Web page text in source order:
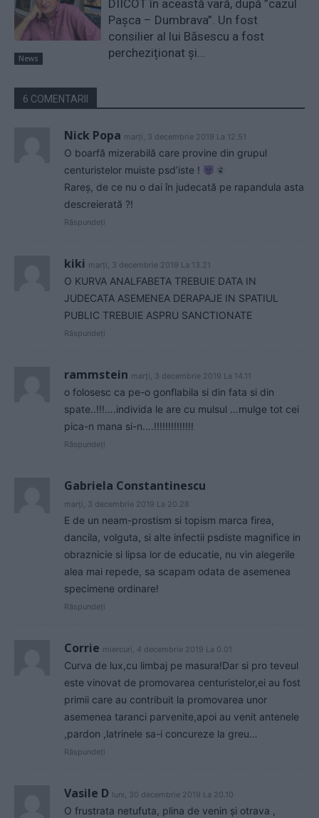
News
DIICOT în această vară, după ”cazul
Pașca – Dumbrava”. Un fost
consilier al lui Băsescu a fost
percheziționat și...
6 COMENTARII
Nick Popa marți, 3 decembrie 2019 La 12.51
O boarfă mizerabilă care provine din grupul
centuristelor muiste psd’iste !
Rareș, de ce nu o dai în judecată pe rapandula asta
descreierată ?!
Răspundeți
kiki marți, 3 decembrie 2019 La 13.21
O KURVA ANALFABETA TREBUIE DATA IN
JUDECATA ASEMENEA DERAPAJE IN SPATIUL
PUBLIC TREBUIE ASPRU SANCTIONATE
Răspundeți
rammstein marți, 3 decembrie 2019 La 14.11
o folosesc ca pe-o gonflabila si din fata si din
spate..!!!….individa le are cu mulsul …mulge tot cei
pica-n mana si-n….!!!!!!!!!!!!!!
Răspundeți
Gabriela Constantinescu
marți, 3 decembrie 2019 La 20.28
E de un neam-prostism si topism marca firea,
dancila, volguta, si alte infectii psdiste magnifice in
obraznicie si lipsa lor de educatie, nu vin alegerile
alea mai repede, sa scapam odata de asemenea
specimene ordinare!
Răspundeți
Corrie miercuri, 4 decembrie 2019 La 0.01
Curva de lux,cu limbaj pe masura!Dar si pro teveul
este vinovat de promovarea centuristelor,ei au fost
primii care au contribuit la promovarea unor
asemenea taranci parvenite,apoi au venit antenele
,pardon ,latrinele sa-i concureze la greu…
Răspundeți
Vasile D luni, 30 decembrie 2019 La 20.10
O frustrata netufuta, plina de venin și otrava ,